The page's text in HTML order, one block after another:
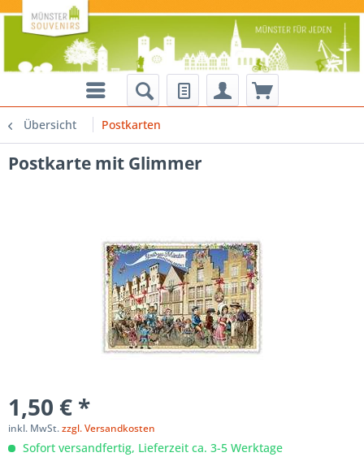
Übersicht Postkarten
Postkarte mit Glimmer
1,50 € *
inkl. MwSt.zzgl. Versandkosten
Sofort versandfertig, Lieferzeit ca. 3-5 Werktage